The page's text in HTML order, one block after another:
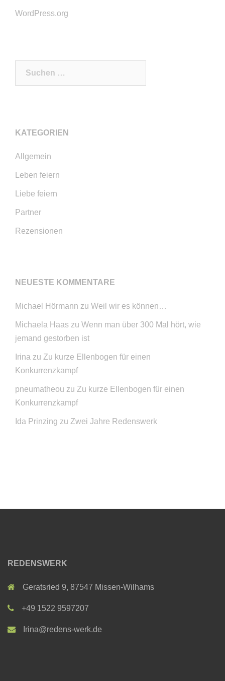
WordPress.org
KATEGORIEN
Allgemein
Leben feiern
Liebe feiern
Partner
Rezensionen
NEUESTE KOMMENTARE
Michael Hörmann zu Weil wir es können…
Michaela Haas zu Wenn man über 300 Mal hört, wie
jemand gestorben ist
Irina zu Zu kurze Ellenbogen für einen
Konkurrenzkampf
pneumatheou zu Zu kurze Ellenbogen für einen
Konkurrenzkampf
Ida Prinzing zu Zwei Jahre Redenswerk
REDENSWERK
Geratsried 9, 87547 Missen-Wilhams
+49 1522 9597207
Irina@redens-werk.de